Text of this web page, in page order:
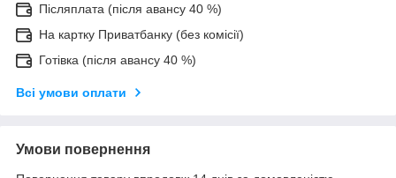
Післяплата (після авансу 40 %)
На картку Приватбанку (без комісії)
Готівка (після авансу 40 %)
Всі умови оплати
Умови повернення